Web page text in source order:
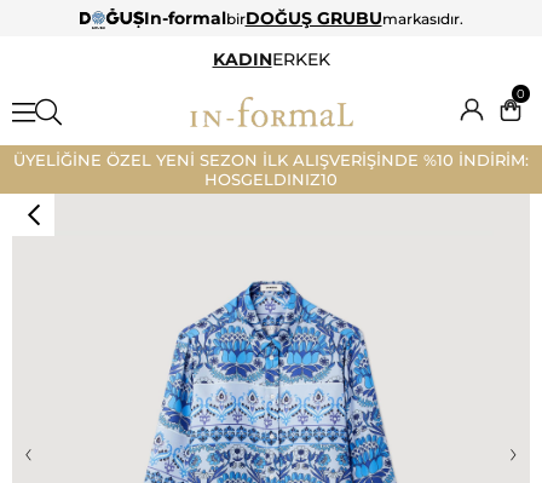
In-formalbirDOĞUŞ GRUBUmarkasıdır.
KADINERKEK
0
ÜYELİĞİNE ÖZEL YENİ SEZON İLK ALIŞVERİŞİNDE %10 İNDİRİM:
HOSGELDINIZ10
‹ ›